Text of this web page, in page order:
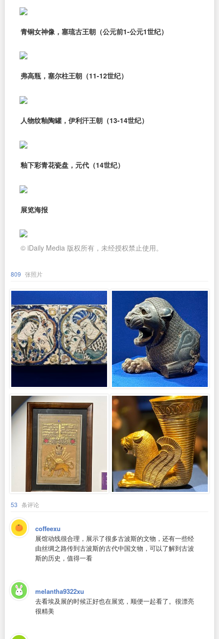
青铜女神像，塞琉古王朝（公元前1-公元1世纪）
弗高瓶，塞尔柱王朝（11-12世纪）
人物纹釉陶罐，伊利汗王朝（13-14世纪）
釉下彩青花瓷盘，元代（14世纪）
展览海报
© iDaily Media 版权所有，未经授权禁止使用。
809 张照片
53 条评论
coffeexu
展馆动线很合理，展示了很多古波斯的文物，还有一些经
由丝绸之路传到古波斯的古代中国文物，可以了解到古波
斯的历史，值得一看
melantha9322xu
去看埃及展的时候正好也在展览，顺便一起看了。很漂亮
很精美